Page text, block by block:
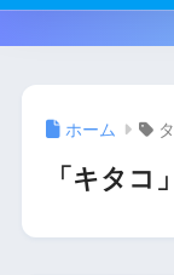
ホーム
「キタコ